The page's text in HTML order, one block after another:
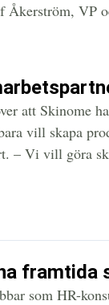
VP
att Skinome
vill skapa
– Vi vill göra
framtida
som HR-